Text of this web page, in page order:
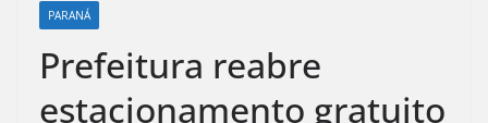
PARANÁ
Prefeitura reabre
estacionamento gratuito